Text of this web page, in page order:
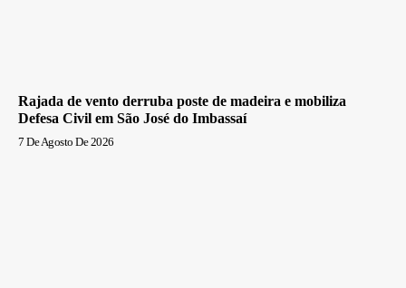
Rajada de vento derruba poste de madeira e mobiliza
Defesa Civil em São José do Imbassaí
7 De Agosto De 2026